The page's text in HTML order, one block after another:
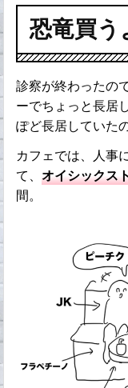
恐竜買う
診察が終わったの
ーでちょっと長居
ぽど長居していた
カフェでは、人事
て、オイシックス
間。